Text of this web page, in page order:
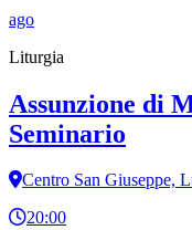
ago
Liturgia
Assunzione di
Seminario
Centro San Giuseppe,
20:00